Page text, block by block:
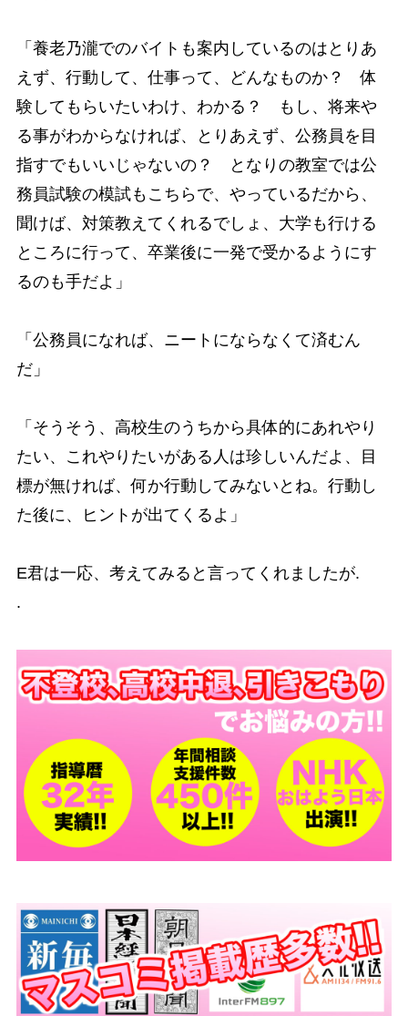
「養老乃瀧でのバイトも案内しているのはとりあ
えず、行動して、仕事って、どんなものか？ 体
験してもらいたいわけ、わかる？ もし、将来や
る事がわからなければ、とりあえず、公務員を目
指すでもいいじゃないの？ となりの教室では公
務員試験の模試もこちらで、やっているだから、
聞けば、対策教えてくれるでしょ、大学も行ける
ところに行って、卒業後に一発で受かるようにす
るのも手だよ」
「公務員になれば、ニートにならなくて済むん
だ」
「そうそう、高校生のうちから具体的にあれやり
たい、これやりたいがある人は珍しいんだよ、目
標が無ければ、何か行動してみないとね。行動し
た後に、ヒントが出てくるよ」
E君は一応、考えてみると言ってくれましたが.
.